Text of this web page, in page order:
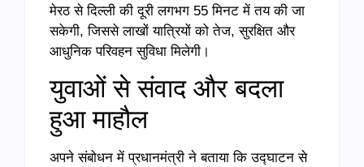
मेरठ से दिल्ली की दूरी लगभग 55 मिनट में तय की जा
सकेगी, जिससे लाखों यात्रियों को तेज, सुरक्षित और
आधुनिक परिवहन सुविधा मिलेगी।
युवाओं से संवाद और बदला
हुआ माहौल
अपने संबोधन में प्रधानमंत्री ने बताया कि उद्घाटन से